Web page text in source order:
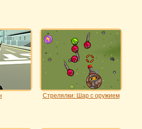
Стрелялки: Шар с оружием